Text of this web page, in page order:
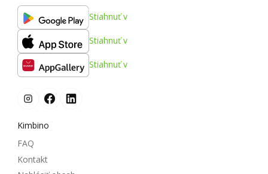
Stiahnuť v
Stiahnuť v
Stiahnuť v
Kimbino
FAQ
Kontakt